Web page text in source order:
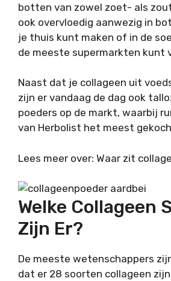
botten van zowel zoet- als
ook overvloedig aanwezig in
je thuis kunt maken of in de
de meeste supermarkten kunt
Naast dat je collageen uit
zijn er vandaag de dag ook
poeders op de markt, waarbij
van Herbolist het meest
Lees meer over: Waar zit
Welke Collageen
Zijn Er?
De meeste wetenschappers
dat er 28 soorten collageen